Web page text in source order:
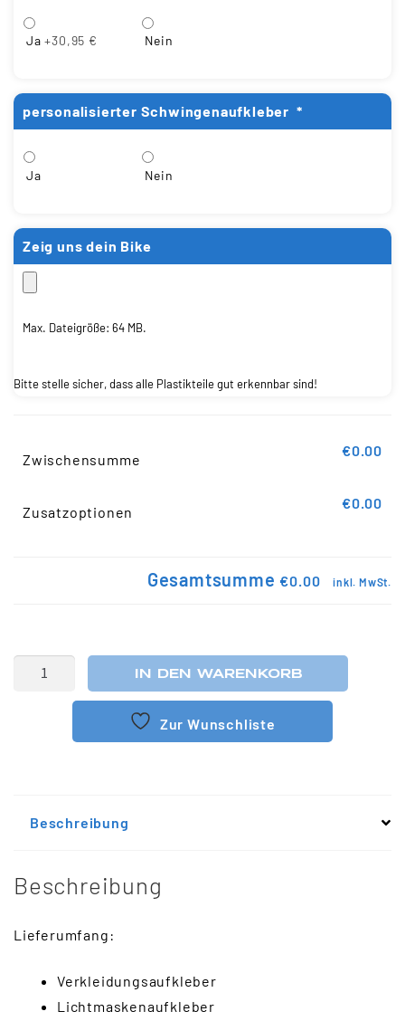
Ja +30,95 € Nein
personalisierter Schwingenaufkleber *
Ja Nein
Zeig uns dein Bike
Max. Dateigröße: 64 MB.
Bitte stelle sicher, dass alle Plastikteile gut erkennbar sind!
Zwischensumme
€0.00
Zusatzoptionen
€0.00
Gesamtsumme €0.00 inkl. MwSt.
IN DEN WARENKORB
Zur Wunschliste
Beschreibung
Beschreibung
Lieferumfang:
Verkleidungsaufkleber
Lichtmaskenaufkleber